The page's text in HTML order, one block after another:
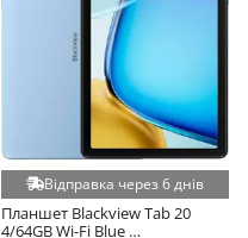
Відправка через 6 днів
Планшет Blackview Tab 20
4/64GB Wi-Fi Blue